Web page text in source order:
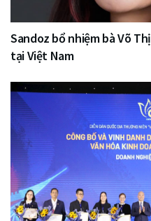
Sandoz bổ nhiệm bà Võ
tại Việt Nam